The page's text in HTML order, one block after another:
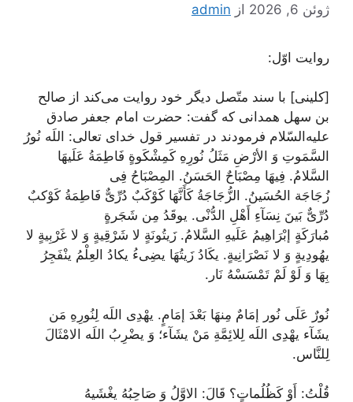
ژوئن 6, 2026 از admin
روایت اوّل:
[کلینی] با سند متّصل دیگر خود روایت مى‌كند از صالح
بن سهل همدانى كه گفت: حضرت امام جعفر صادق
علیه‌السّلام فرمودند در تفسیر قول خداى تعالى: اللَه نُورُ
السَّمَوتِ وَ الأرْضِ مَثَلُ نُورِهِ كَمِشْكَوةٍ فَاطِمَةُ عَلَیهَا
السَّلامُ. فِيهَا مِصْبَاحٌ لحَسَنُ. المِصْبَاحُ فِى
زُجَاجَة الحُسَینُ. الزُّجَاجَةُ كَأَنَّهَا كَوْكَبٌ دُرِّىٌّ فَاطِمَةُ كَوْکبٌ
دُرِّىٌّ بَینَ نِسَآءِ أَهْلِ الدُّنْى. يوقَدُ مِن شَجَرةٍ
مُبارَكَةٍ إبْرَاهِیمُ عَلَیهِ السَّلامُ.زَيتُونَةٍ لا شَرْقِيةٍ وَ لا غَرْبِيةٍ لا
یهُودِیةٍ وَ لا نَصْرَانِیةٍ. يكَادُ زَيتُهَا يضِى‌ءُ یکادُ العِلْمُ ینْفَجِرُ
بِهَا وَ لَوْ لَمْ تَمْسَسْهُ نَار .
نُورٌ عَلَى‌ نُور إمَامٌ مِنهَا بَعْدَ إمَامٍ. يهْدِى اللَه لِنُورِهِ مَن
يشَآء یهْدِى اللَه لِلائِمَّةِ مَنْ یشَآء؛ وَ يضْرِبُ اللَه الامْثَالَ
لِلنَّاس.
قُلْتُ: أَوْ كَظُلُماتٍ؟ قَالَ: الاوَّلُ وَ صَاحِبُهُ یغْشَیهُ